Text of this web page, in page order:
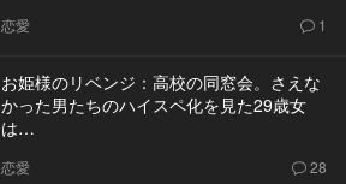
恋愛 1
お姫様のリベンジ：高校の同窓会。さえな
かった男たちのハイスペ化を見た29歳女
は…
恋愛 28